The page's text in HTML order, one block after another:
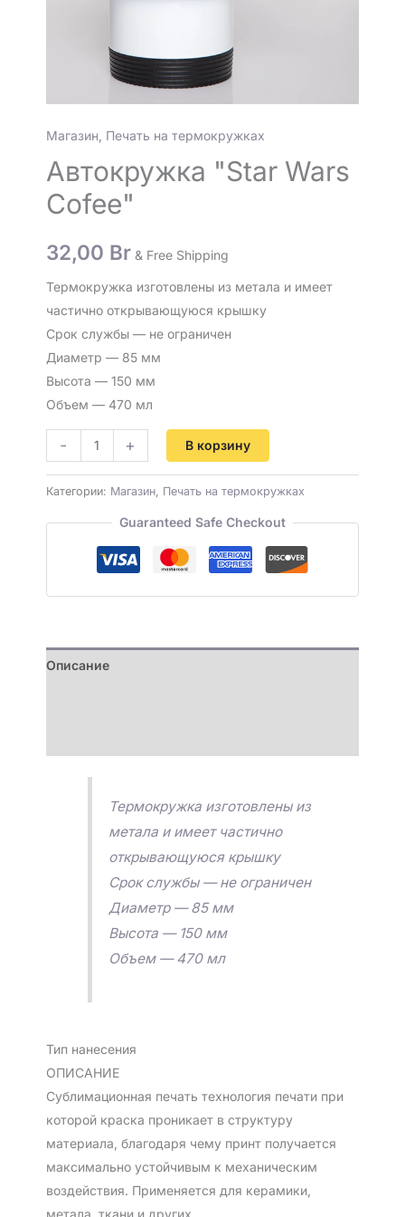
Магазин Печать на термокружках
Автокружка "Star Wars
Cofee"
32,00 Br & Free Shipping
Термокружка изготовлены из метала и имеет
частично открывающуюся крышку
Срок службы — не ограничен
Диаметр — 85 мм
Высота — 150 мм
Объем — 470 мл
- + В корзину
Категории: Магазин, Печать на термокружках
Guaranteed Safe Checkout
Описание
Термокружка изготовлены из
метала и имеет частично
открывающуюся крышку
Срок службы — не ограничен
Диаметр — 85 мм
Высота — 150 мм
Объем — 470 мл
Тип нанесения
ОПИСАНИЕ
Сублимационная печать технология печати при
которой краска проникает в структуру
материала, благодаря чему принт получается
максимально устойчивым к механическим
воздействия. Применяется для керамики,